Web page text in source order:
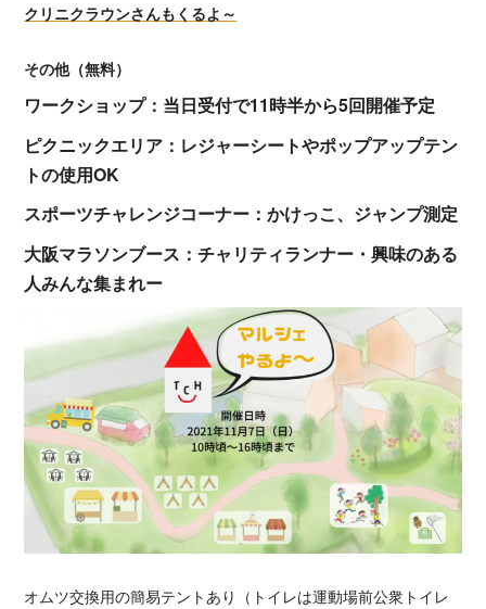
クリニクラウンさんもくるよ～
その他（無料）
ワークショップ：当日受付で11時半から5回開催予定
ピクニックエリア：レジャーシートやポップアップテン
トの使用OK
スポーツチャレンジコーナー：かけっこ、ジャンプ測定
大阪マラソンブース：チャリティランナー・興味のある
人みんな集まれー
オムツ交換用の簡易テントあり（トイレは運動場前公衆トイレ